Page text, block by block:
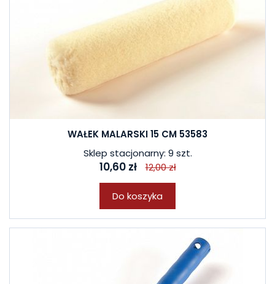
WAŁEK MALARSKI 15 CM 53583
Sklep stacjonarny: 9 szt.
10,60 zł 12,00 zł
Do koszyka